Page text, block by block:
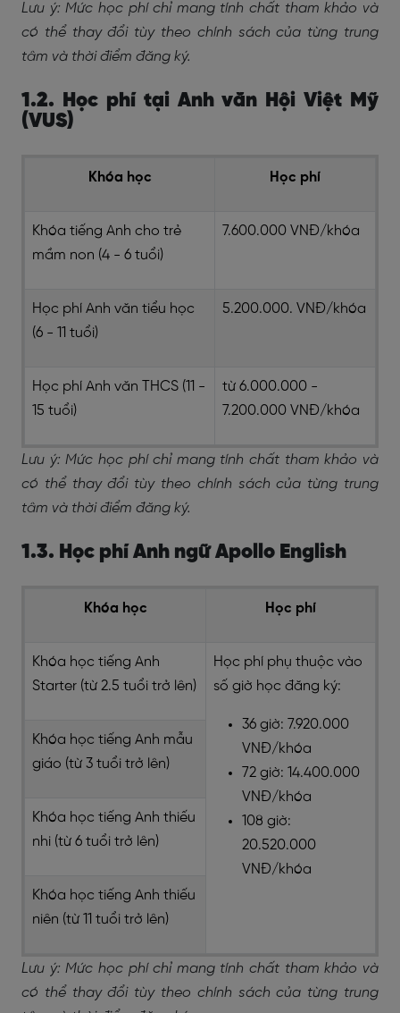
Lưu ý: Mức học phí chỉ mang tính chất tham khảo và
có thể thay đổi tùy theo chính sách của từng trung
tâm và thời điểm đăng ký.
1.2. Học phí tại Anh văn Hội Việt Mỹ
(VUS)
Khóa học Học phí
Khóa tiếng Anh cho trẻ
mầm non (4 - 6 tuổi)
7.600.000 VNĐ/khóa
Học phí Anh văn tiểu học
(6 - 11 tuổi)
5.200.000. VNĐ/khóa
Học phí Anh văn THCS (11 -
15 tuổi)
từ 6.000.000 -
7.200.000 VNĐ/khóa
Lưu ý: Mức học phí chỉ mang tính chất tham khảo và
có thể thay đổi tùy theo chính sách của từng trung
tâm và thời điểm đăng ký.
1.3. Học phí Anh ngữ Apollo English
Khóa học Học phí
Khóa học tiếng Anh
Starter (từ 2.5 tuổi trở lên)
Học phí phụ thuộc vào
số giờ học đăng ký:
36 giờ: 7.920.000
VNĐ/khóa
72 giờ: 14.400.000
VNĐ/khóa
108 giờ:
20.520.000
VNĐ/khóa
Khóa học tiếng Anh mẫu
giáo (từ 3 tuổi trở lên)
Khóa học tiếng Anh thiếu
nhi (từ 6 tuổi trở lên)
Khóa học tiếng Anh thiếu
niên (từ 11 tuổi trở lên)
Lưu ý: Mức học phí chỉ mang tính chất tham khảo và
có thể thay đổi tùy theo chính sách của từng trung